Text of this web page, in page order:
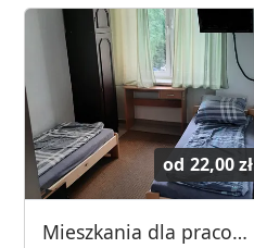
od 22,00 zł
Mieszkania dla pracowników w Katowicach